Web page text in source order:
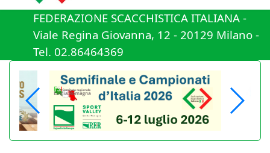
FEDERAZIONE SCACCHISTICA ITALIANA -
Viale Regina Giovanna, 12 - 20129 Milano -
Tel. 02.86464369